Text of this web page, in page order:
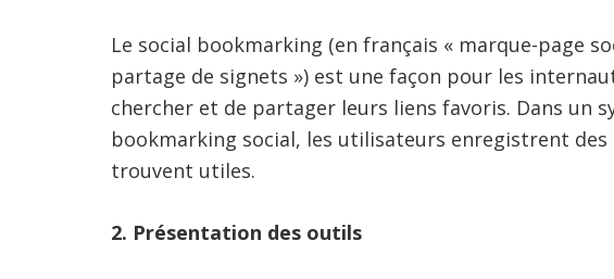
Le social bookmarking (en français « marque-page
partage de signets ») est une façon pour les
chercher et de partager leurs liens favoris. Dans un
bookmarking social, les utilisateurs enregistrent des
trouvent utiles.
2. Présentation des outils